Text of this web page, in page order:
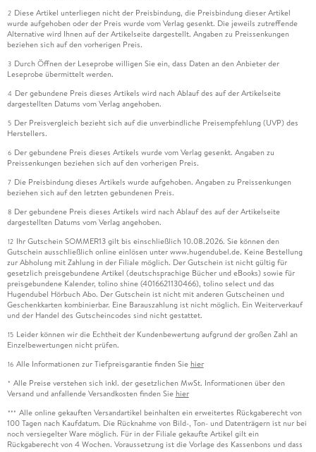
2 Diese Artikel unterliegen nicht der Preisbindung, die Preisbindung dieser Artikel
wurde aufgehoben oder der Preis wurde vom Verlag gesenkt. Die jeweils zutreffende
Alternative wird Ihnen auf der Artikelseite dargestellt. Angaben zu Preissenkungen
beziehen sich auf den vorherigen Preis.
3 Durch Öffnen der Leseprobe willigen Sie ein, dass Daten an den Anbieter der
Leseprobe übermittelt werden.
4 Der gebundene Preis dieses Artikels wird nach Ablauf des auf der Artikelseite
dargestellten Datums vom Verlag angehoben.
5 Der Preisvergleich bezieht sich auf die unverbindliche Preisempfehlung (UVP) des
Herstellers.
6 Der gebundene Preis dieses Artikels wurde vom Verlag gesenkt. Angaben zu
Preissenkungen beziehen sich auf den vorherigen Preis.
7 Die Preisbindung dieses Artikels wurde aufgehoben. Angaben zu Preissenkungen
beziehen sich auf den letzten gebundenen Preis.
8 Der gebundene Preis dieses Artikels wird nach Ablauf des auf der Artikelseite
dargestellten Datums vom Verlag angehoben.
12 Ihr Gutschein SOMMER13 gilt bis einschließlich 10.08.2026. Sie können den
Gutschein ausschließlich online einlösen unter www.hugendubel.de. Keine Bestellung
zur Abholung mit Zahlung in der Filiale möglich. Der Gutschein ist nicht gültig für
gesetzlich preisgebundene Artikel (deutschsprachige Bücher und eBooks) sowie für
preisgebundene Kalender, tolino shine (4016621130466), tolino select und das
Hugendubel Hörbuch Abo. Der Gutschein ist nicht mit anderen Gutscheinen und
Geschenkkarten kombinierbar. Eine Barauszahlung ist nicht möglich. Ein Weiterverkauf
und der Handel des Gutscheincodes sind nicht gestattet.
15 Leider können wir die Echtheit der Kundenbewertung aufgrund der großen Zahl an
Einzelbewertungen nicht prüfen.
16 Alle Informationen zur Tiefpreisgarantie finden Sie hier
* Alle Preise verstehen sich inkl. der gesetzlichen MwSt. Informationen über den
Versand und anfallende Versandkosten finden Sie hier
*** Alle online gekauften Versandartikel beinhalten ein erweitertes Rückgaberecht von
100 Tagen nach Kaufdatum. Die Rücknahme von Bild-, Ton- und Datenträgern ist nur bei
noch versiegelter Ware möglich. Für in der Filiale gekaufte Artikel gilt ein
Rückgaberecht von 4 Wochen. Voraussetzung ist die Vorlage des Kassenbons und dass